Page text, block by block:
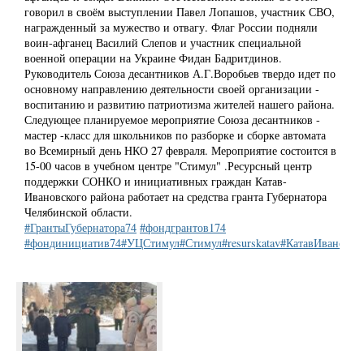
говорил в своём выступлении Павел Лопашов, участник СВО,
награжденный за мужество и отвагу. Флаг России подняли
воин-афганец Василий Слепов и участник специальной
военной операции на Украине Фидан Бадритдинов.
Руководитель Союза десантников А.Г.Воробьев твердо идет по
основному направлению деятельности своей организации -
воспитанию и развитию патриотизма жителей нашего района.
Следующее планируемое мероприятие Союза десантников -
мастер -класс для школьников по разборке и сборке автомата
во Всемирный день НКО 27 февраля. Мероприятие состоится в
15-00 часов в учебном центре "Стимул" .Ресурсный центр
поддержки СОНКО и инициативных граждан Катав-
Ивановского района работает на средства гранта Губернатора
Челябинской области.
#ГрантыГубернатора74 #фондгрантов174
#фондинициатив74#УЦСтимул#Стимул#resurskatav